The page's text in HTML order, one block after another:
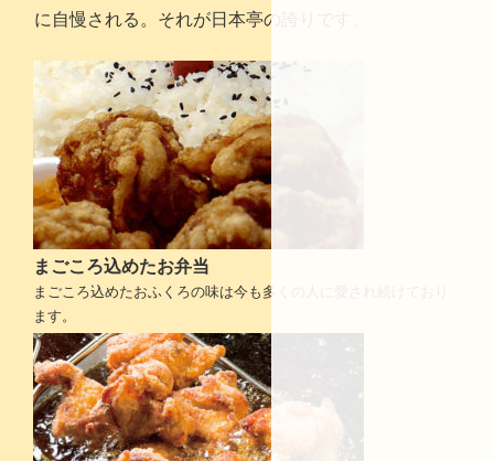
に自慢される。それが日本亭の誇りです。
まごころ込めたお弁当
まごころ込めたおふくろの味は今も多くの人に愛され続けており
ます。